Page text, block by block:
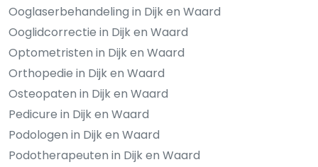
Ooglaserbehandeling in Dijk en Waard
Ooglidcorrectie in Dijk en Waard
Optometristen in Dijk en Waard
Orthopedie in Dijk en Waard
Osteopaten in Dijk en Waard
Pedicure in Dijk en Waard
Podologen in Dijk en Waard
Podotherapeuten in Dijk en Waard